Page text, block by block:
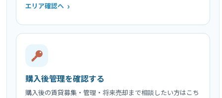
エリア確認へ
購入後管理を確認する
購入後の賃貸募集・管理・将来売却まで相談したい方はこち